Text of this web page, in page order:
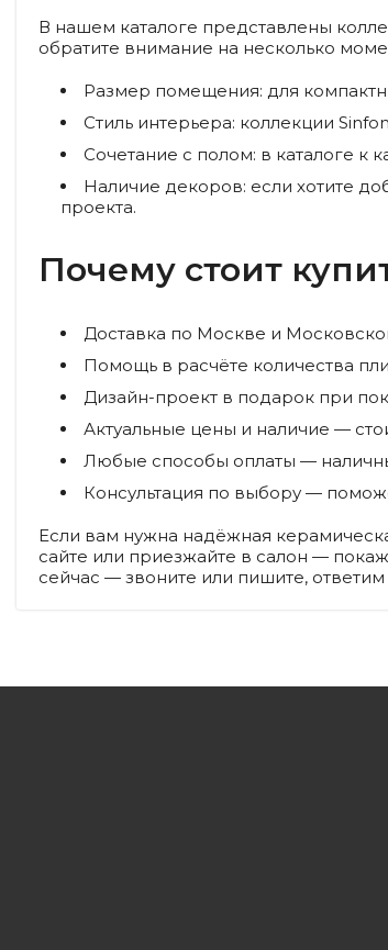
В нашем каталоге представлены
обратите внимание на несколько
Размер помещения: для
Стиль интерьера: коллекции
Сочетание с полом: в каталоге
Наличие декоров: если хотите
проекта.
Почему стоит
Доставка по Москве и
Помощь в расчёте количества
Дизайн-проект в подарок при
Актуальные цены и наличие —
Любые способы оплаты —
Консультация по выбору —
Если вам нужна надёжная
сайте или приезжайте в салон —
сейчас — звоните или пишите,